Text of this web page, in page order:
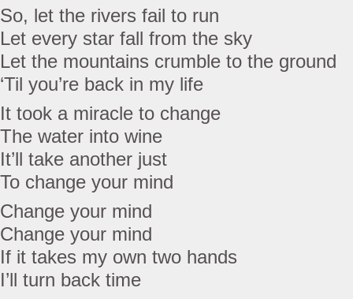
So, let the rivers fail to run
Let every star fall from the sky
Let the mountains crumble to the ground
‘Til you’re back in my life
It took a miracle to change
The water into wine
It’ll take another just
To change your mind
Change your mind
Change your mind
If it takes my own two hands
I’ll turn back time